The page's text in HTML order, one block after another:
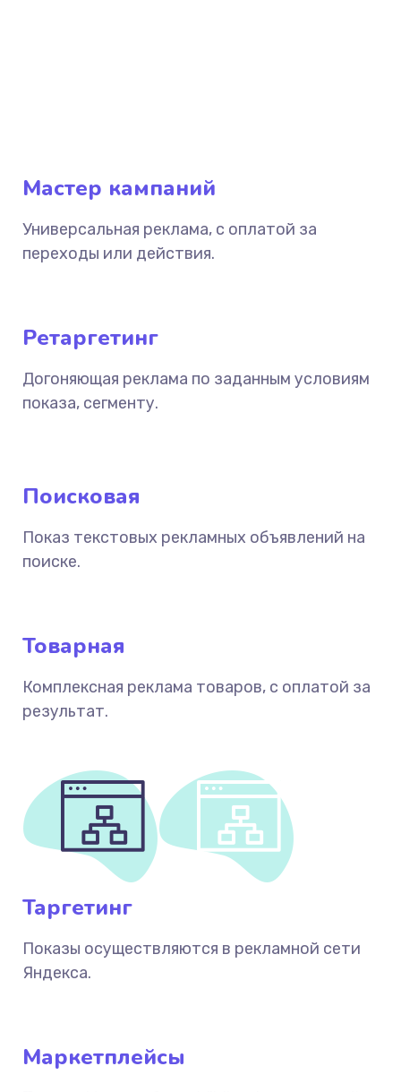
Мастер кампаний
Универсальная реклама, с оплатой за
переходы или действия.
Ретаргетинг
Догоняющая реклама по заданным условиям
показа, сегменту.
Поисковая
Показ текстовых рекламных объявлений на
поиске.
Товарная
Комплексная реклама товаров, с оплатой за
результат.
Таргетинг
Показы осуществляются в рекламной сети
Яндекса.
Маркетплейсы